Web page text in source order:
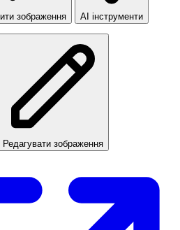
зображення AI інструменти
Редагувати зображення